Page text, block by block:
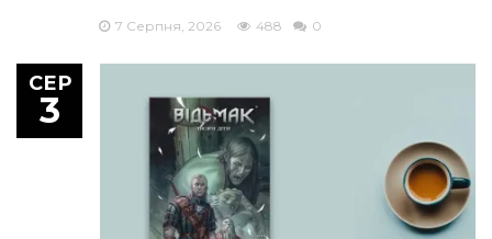
7 Серпня, 2026 488 0
СЕР
3